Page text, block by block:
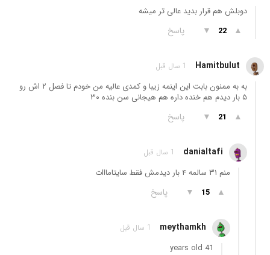
دوبلش هم قرار بدید عالی تر میشه
▲
22
▼ پاسخ
Hamitbulut 1 سال قبل
به به ممنون بابت این اینمه زیبا و کمدی عالیه من خودم تا فصل ۲ اش رو
۵ بار دیدم هم خنده داره هم هیجانی سن بنده ۳۰
▲
21
▼ پاسخ
danialtafi 1 سال قبل
منم ۳۱ سالمه ۴ بار دیدمش فقط سایتامااات
▲
15
▼ پاسخ
meythamkh 1 سال قبل
41 years old